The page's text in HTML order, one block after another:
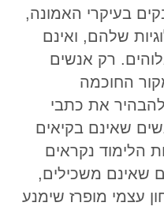
בעיקרי האמונה,
שלהם, ואינם
רק אנשים
החוכמה
את כתבי
שאינם בקיאים
הלימוד נקראים
משכילים,
עצמי מופרז שימנע